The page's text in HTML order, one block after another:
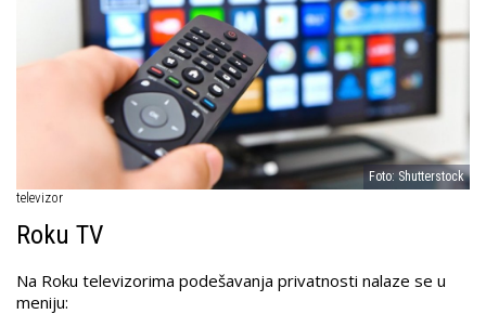
Foto: Shutterstock
televizor
Roku TV
Na Roku televizorima podešavanja privatnosti nalaze se u
meniju: